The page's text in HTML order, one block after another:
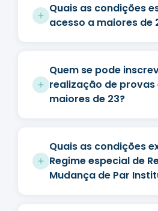
Quais as condições
acesso a maiores de
Quem se pode
realização de
maiores de 23?
Quais as condições
Regime especial de
Mudança de Par